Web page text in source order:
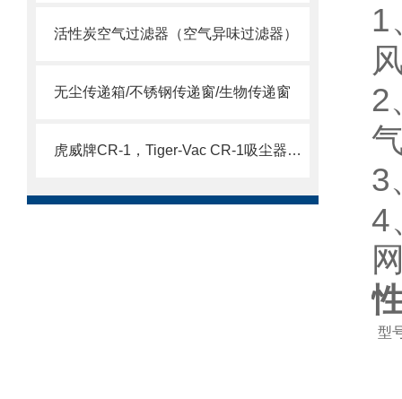
活性炭空气过滤器（空气异味过滤器）
无尘传递箱/不锈钢传递窗/生物传递窗
虎威牌CR-1，Tiger-Vac CR-1吸尘器（含HEPA）
1
2
3
4
型